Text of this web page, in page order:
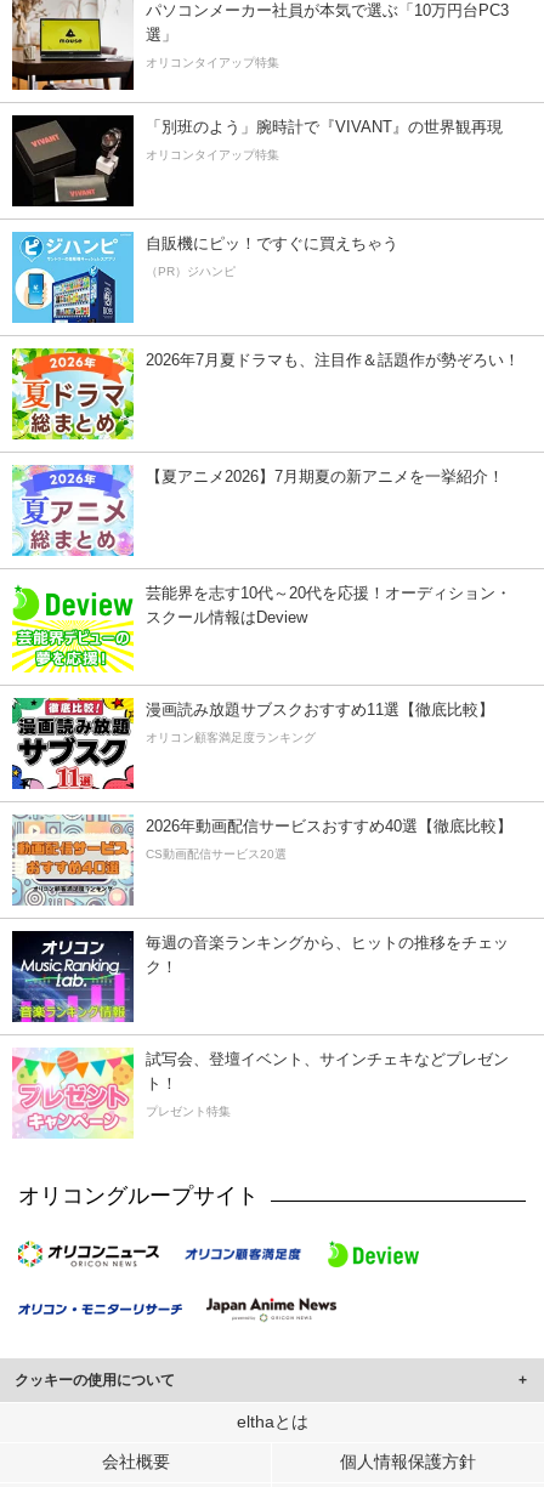
パソコンメーカー社員が本気で選ぶ「10万円台PC3
選」
オリコンタイアップ特集
「別班のよう」腕時計で『VIVANT』の世界観再現
オリコンタイアップ特集
自販機にピッ！ですぐに買えちゃう
（PR）ジハンピ
2026年7月夏ドラマも、注目作＆話題作が勢ぞろい！
【夏アニメ2026】7月期夏の新アニメを一挙紹介！
芸能界を志す10代～20代を応援！オーディション・
スクール情報はDeview
漫画読み放題サブスクおすすめ11選【徹底比較】
オリコン顧客満足度ランキング
2026年動画配信サービスおすすめ40選【徹底比較】
CS動画配信サービス20選
毎週の音楽ランキングから、ヒットの推移をチェッ
ク！
試写会、登壇イベント、サインチェキなどプレゼン
ト！
プレゼント特集
オリコングループサイト
クッキーの使用について
このサイトでは Cookie を使用して、ユーザーに合わせたコンテンツや広告の
行っています。
elthaとは
会社概要 個人情報保護方針